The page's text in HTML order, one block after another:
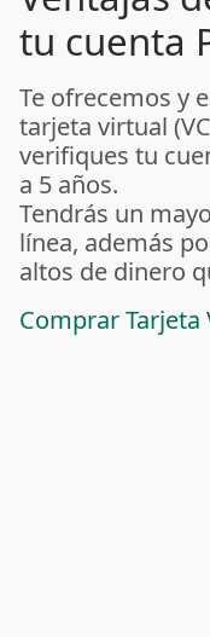
tu cuenta
Te ofrecemos y
tarjeta virtual
verifiques tu
a 5 años.
Tendrás un
línea, además
altos de dinero
Comprar Tarjeta